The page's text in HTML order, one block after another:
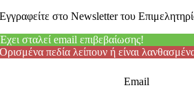
Εγγραφείτε στο Newsletter του
Έχει σταλεί email επιβεβαίωσης!
Ορισμένα πεδία λείπουν ή είναι
Email